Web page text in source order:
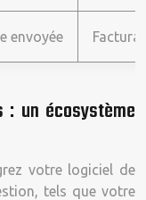
envoyée
: un écosystème
votre logiciel de
tels que votre